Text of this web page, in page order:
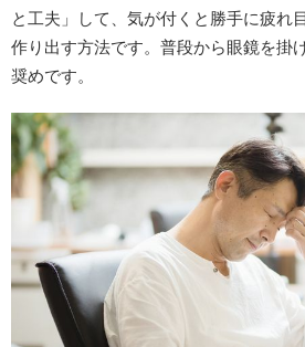
と工夫」して、気が付くと勝手に疲れ
作り出す方法です。普段から眼鏡を掛
奨めです。